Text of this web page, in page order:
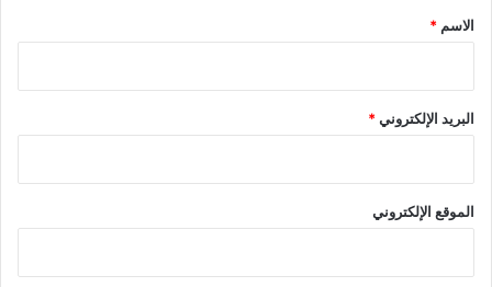
*
الاسم *
البريد الإلكتروني*
الموقع الإلكتروني